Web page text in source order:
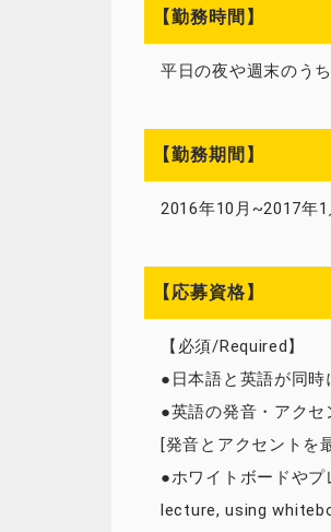
【勤務時間】
平日の夜や週末のう
【勤務期間】
2016年10月~2017年1
【応募資格】
【必須/Required】
●日本語と英語が同
●英語の発音・アク
[発音とアクセントを
●ホワイトボードや
lecture, using